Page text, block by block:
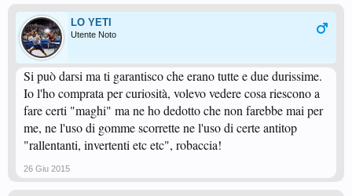
LO YETI
Utente Noto
Si può darsi ma ti garantisco che erano tutte e due durissime.
Io l'ho comprata per curiosità, volevo vedere cosa riescono a
fare certi "maghi" ma ne ho dedotto che non farebbe mai per
me, ne l'uso di gomme scorrette ne l'uso di certe antitop
"rallentanti, invertenti etc etc", robaccia!
26 Giu 2015